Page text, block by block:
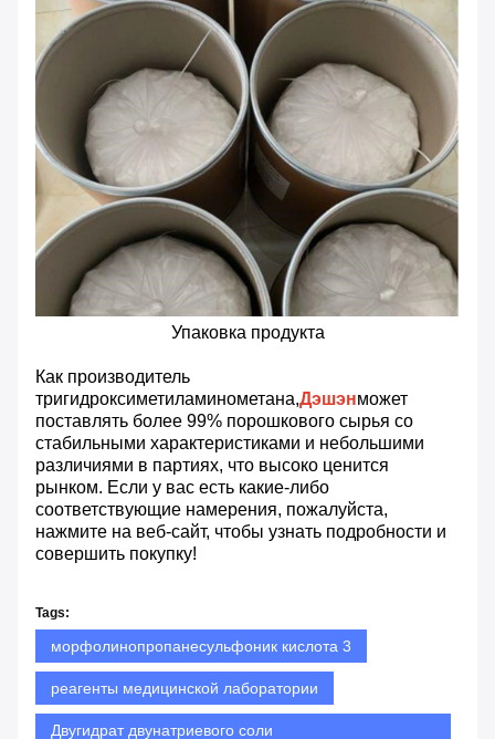
Упаковка продукта
Как производитель
тригидроксиметиламинометана,Дэшэнможет
поставлять более 99% порошкового сырья со
стабильными характеристиками и небольшими
различиями в партиях, что высоко ценится
рынком. Если у вас есть какие-либо
соответствующие намерения, пожалуйста,
нажмите на веб-сайт, чтобы узнать подробности и
совершить покупку!
Tags:
морфолинопропанесульфоник кислота 3
реагенты медицинской лаборатории
Двугидрат двунатриевого соли